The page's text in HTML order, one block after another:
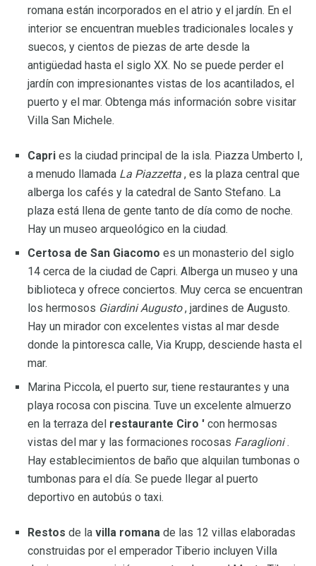
romana están incorporados en el atrio y el jardín. En el
interior se encuentran muebles tradicionales locales y
suecos, y cientos de piezas de arte desde la
antigüedad hasta el siglo XX. No se puede perder el
jardín con impresionantes vistas de los acantilados, el
puerto y el mar. Obtenga más información sobre visitar
Villa San Michele.
Capri es la ciudad principal de la isla. Piazza Umberto I,
a menudo llamada La Piazzetta , es la plaza central que
alberga los cafés y la catedral de Santo Stefano. La
plaza está llena de gente tanto de día como de noche.
Hay un museo arqueológico en la ciudad.
Certosa de San Giacomo es un monasterio del siglo
14 cerca de la ciudad de Capri. Alberga un museo y una
biblioteca y ofrece conciertos. Muy cerca se encuentran
los hermosos Giardini Augusto, jardines de Augusto.
Hay un mirador con excelentes vistas al mar desde
donde la pintoresca calle, Via Krupp, desciende hasta el
mar.
Marina Piccola, el puerto sur, tiene restaurantes y una
playa rocosa con piscina. Tuve un excelente almuerzo
en la terraza del restaurante Ciro ' con hermosas
vistas del mar y las formaciones rocosas Faraglioni.
Hay establecimientos de baño que alquilan tumbonas o
tumbonas para el día. Se puede llegar al puerto
deportivo en autobús o taxi.
Restos de la villa romana de las 12 villas elaboradas
construidas por el emperador Tiberio incluyen Villa